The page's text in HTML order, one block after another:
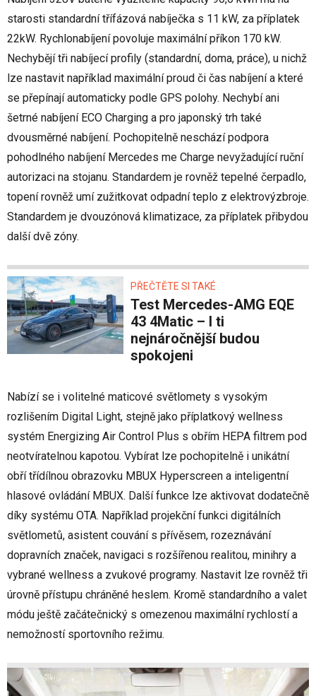
starosti standardní třífázová nabíječka s 11 kW, za příplatek
22kW. Rychlonabíjení povoluje maximální příkon 170 kW.
Nechybějí tři nabíjecí profily (standardní, doma, práce), u nichž
lze nastavit například maximální proud či čas nabíjení a které
se přepínají automaticky podle GPS polohy. Nechybí ani
šetrné nabíjení ECO Charging a pro japonský trh také
dvousměrné nabíjení. Pochopitelně neschází podpora
pohodlného nabíjení Mercedes me Charge nevyžadující ruční
autorizaci na stojanu. Standardem je rovněž tepelné čerpadlo,
topení rovněž umí zužitkovat odpadní teplo z elektrovýzbroje.
Standardem je dvouzónová klimatizace, za příplatek přibydou
další dvě zóny.
PŘEČTĚTE SI TAKÉ
Test Mercedes-AMG EQE
43 4Matic – I ti
nejnáročnější budou
spokojeni
Nabízí se i volitelné maticové světlomety s vysokým
rozlišením Digital Light, stejně jako příplatkový wellness
systém Energizing Air Control Plus s obřím HEPA filtrem pod
neotvíratelnou kapotou. Vybírat lze pochopitelně i unikátní
obří třídílnou obrazovku MBUX Hyperscreen a inteligentní
hlasové ovládání MBUX. Další funkce lze aktivovat dodatečně
díky systému OTA. Například projekční funkci digitálních
světlometů, asistent couvání s přívěsem, rozeznávání
dopravních značek, navigaci s rozšířenou realitou, minihry a
vybrané wellness a zvukové programy. Nastavit lze rovněž tři
úrovně přístupu chráněné heslem. Kromě standardního a valet
módu ještě začátečnický s omezenou maximální rychlostí a
nemožností sportovního režimu.